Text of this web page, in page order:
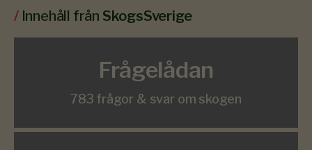
/ Innehåll från SkogsSverige
Frågelådan
783 frågor & svar om skogen